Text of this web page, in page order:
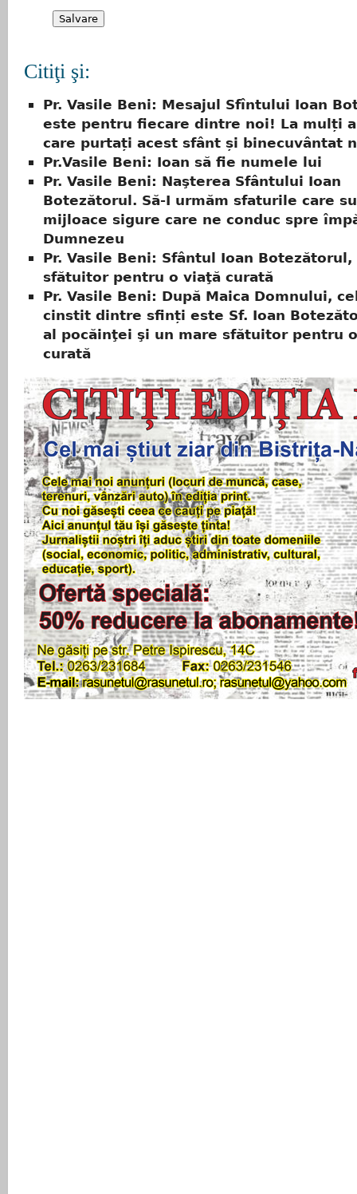
Citiţi şi:
Pr. Vasile Beni: Mesajul Sfîntului Ioan
este pentru fiecare dintre noi! La mulți
care purtați acest sfânt și binecuvântat
Pr.Vasile Beni: Ioan să fie numele lui
Pr. Vasile Beni: Naşterea Sfântului Ioan
Botezătorul. Să-I urmăm sfaturile care
mijloace sigure care ne conduc spre
Dumnezeu
Pr. Vasile Beni: Sfântul Ioan Botezătorul,
sfătuitor pentru o viaţă curată
Pr. Vasile Beni: După Maica Domnului,
cinstit dintre sfinți este Sf. Ioan
al pocăinţei şi un mare sfătuitor pentru
curată